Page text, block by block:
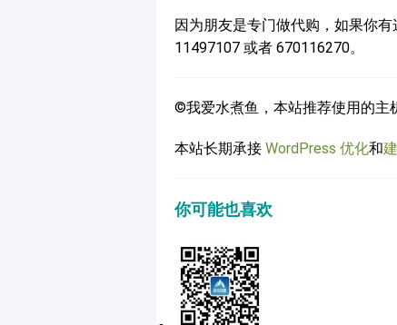
因为朋友是专门做代购，如果你
11497107 或者 670116270。
©我爱水煮鱼，本站推荐使用的主
本站长期承接 WordPress 优化和
你可能也喜欢